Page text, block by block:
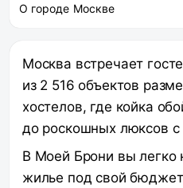
О городе Москве
Москва встречает
из 2 516 объектов
хостелов, где койка
до роскошных люксов
В Моей Брони вы легко
жилье под свой